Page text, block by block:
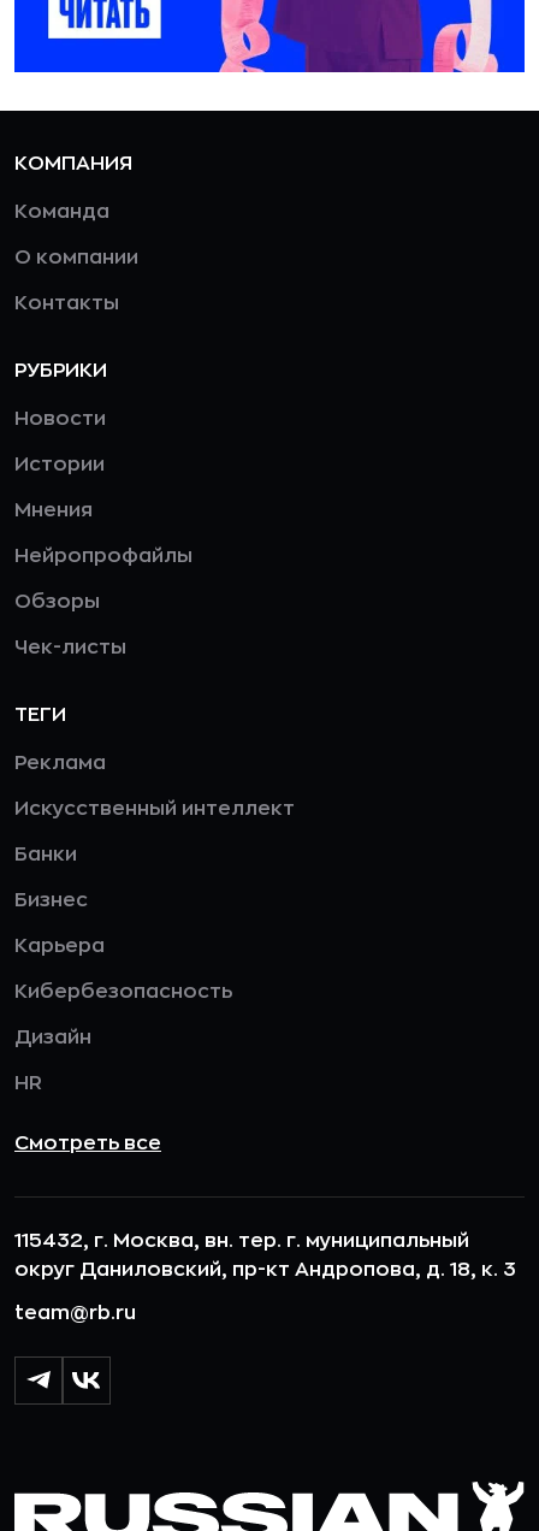
КОМПАНИЯ
Команда
О компании
Контакты
РУБРИКИ
Новости
Истории
Мнения
Нейропрофайлы
Обзоры
Чек-листы
ТЕГИ
Реклама
Искусственный интеллект
Банки
Бизнес
Карьера
Кибербезопасность
Дизайн
HR
Смотреть все
115432, г. Москва, вн. тер. г. муниципальный
округ Даниловский, пр-кт Андропова, д. 18, к. 3
team@rb.ru